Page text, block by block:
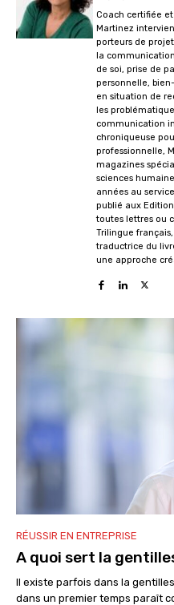
Coach certifiée
Martinez
porteurs de
la
de soi, prise de
personnelle,
en situation de
les
communication
chroniqueuse
professionnelle,
magazines
sciences
années au
publié aux
toutes lettres ou
Trilingue
traductrice du
une approche
RÉUSSIR EN ENTREPRISE
A quoi sert la
Il existe parfois dans la
dans un premier temps paraît